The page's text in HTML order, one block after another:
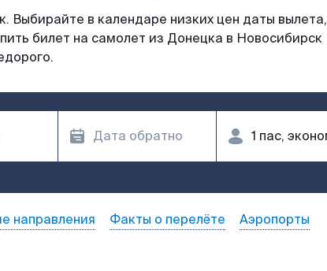
Выбирайте в календаре низких цен даты вылета,
билет на самолет из Донецка в Новосибирск
направления Факты о перелёте Аэропорты